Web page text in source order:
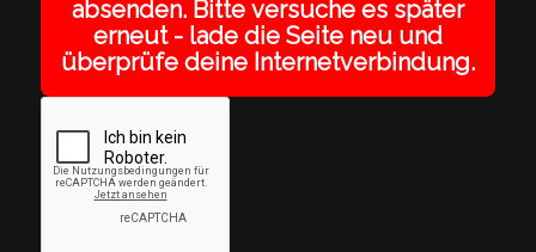
absenden. Bitte versuche es später
erneut - lade die Seite neu und
überprüfe deine Internetverbindung.